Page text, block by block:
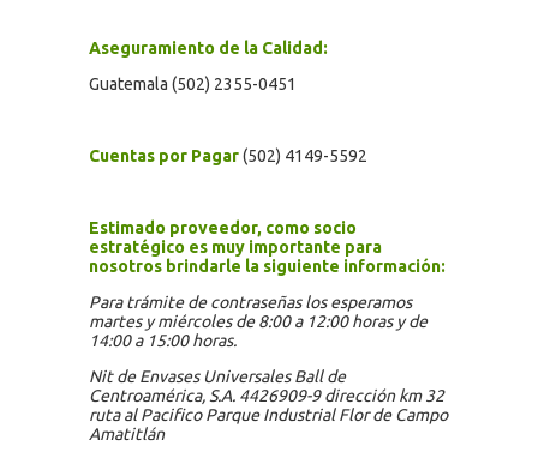
Aseguramiento de la Calidad:
Guatemala (502) 2355-0451
Cuentas por Pagar(502) 4149-5592
Estimado proveedor, como socio
estratégico es muy importante para
nosotros brindarle la siguiente información:
Para trámite de contraseñas los esperamos
martes y miércoles de 8:00 a 12:00 horas y de
14:00 a 15:00 horas.
Nit de Envases Universales Ball de
Centroamérica, S.A. 4426909-9 dirección km 32
ruta al Pacifico Parque Industrial Flor de Campo
Amatitlán